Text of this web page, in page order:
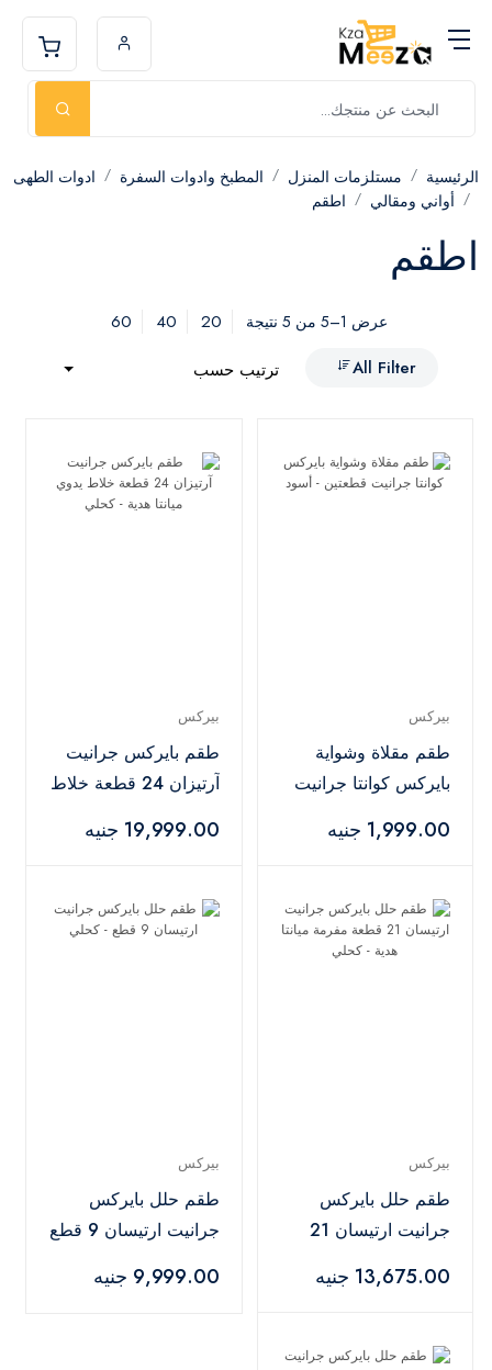
الرئيسية مستلزمات المنزل المطبخ وادوات السفرة
ادوات الطهى
أواني ومقالي
اطقم
اطقم
عرض 1–5 من 5 نتيجة 20
40
60
All Filter
ترتيب حسب
بيركس
طقم مقلاة وشواية
بايركس كوانتا جرانيت
1,999.00 جنيه
بيركس
طقم بايركس جرانيت
آرتيزان 24 قطعة خلاط
كحلي
19,999.00 جنيه
بيركس
طقم حلل بايركس
جرانيت ارتيسان 21
هدية - كحلي
13,675.00 جنيه
بيركس
طقم حلل بايركس
جرانيت ارتيسان 9 قطع
9,999.00 جنيه